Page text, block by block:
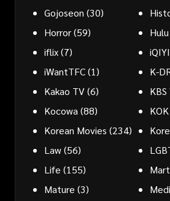
Gojoseon (30)
Horror(59) Hulu
iflix(7) iQIYI
iWantTFC(1) K-
Kakao TV(6)
Kocowa (88)
Korean Movies (234)
Law(56)
Life (155)
Mature (3)